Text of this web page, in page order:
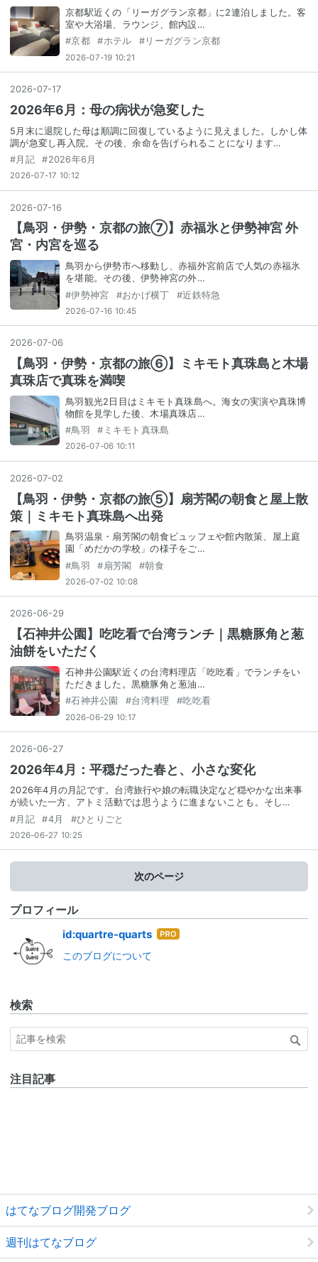
京都駅近くの「リーガグラン京都」に2連泊しました。客
室や大浴場、ラウンジ、館内設…
#京都 #ホテル # リーガグラン京都
2026-07-19 10:21
2026-07-17
2026年6月：母の病状が急変した
5月末に退院した母は順調に回復しているように見えました。しかし体
調が急変し再入院。その後、余命を告げられることになります…
# 月記 #2026年6月
2026-07-17 10:12
2026-07-16
【鳥羽・伊勢・京都の旅⑦】赤福氷と伊勢神宮 外
宮・内宮を巡る
鳥羽から伊勢市へ移動し、赤福外宮前店で人気の赤福氷
を堪能。その後、伊勢神宮の外…
#伊勢神宮 #おかげ横丁 #近鉄特急
2026-07-16 10:45
2026-07-06
【鳥羽・伊勢・京都の旅⑥】ミキモト真珠島と木場
真珠店で真珠を満喫
鳥羽観光2日目はミキモト真珠島へ。海女の実演や真珠博
物館を見学した後、木場真珠店…
#鳥羽 # ミキモト真珠島
2026-07-06 10:11
2026-07-02
【鳥羽・伊勢・京都の旅⑤】扇芳閣の朝食と屋上散
策｜ミキモト真珠島へ出発
鳥羽温泉・扇芳閣の朝食ビュッフェや館内散策、屋上庭
園「めだかの学校」の様子をご…
#鳥羽 # 扇芳閣 #朝食
2026-07-02 10:08
2026-06-29
【石神井公園】吃吃看で台湾ランチ｜黒糖豚角と葱
油餅をいただく
石神井公園駅近くの台湾料理店「吃吃看」でランチをい
ただきました。黒糖豚角と葱油…
#石神井公園 #台湾料理 #吃吃看
2026-06-29 10:17
2026-06-27
2026年4月：平穏だった春と、小さな変化
2026年4月の月記です。台湾旅行や娘の転職決定など穏やかな出来事
が続いた一方、アトミ活動では思うように進まないことも。そし…
# 月記 #4月 #ひとりごと
2026-06-27 10:25
次のページ
プロフィール
id:quartre-quarts はて
このブログについて
検索
注目記事
はてなブログ開発ブログ
週刊はてなブログ